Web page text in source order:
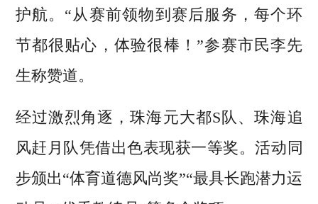
护航。“从赛前领物到赛后服务，每个环
节都很贴心，体验很棒！”参赛市民李先
生称赞道。
经过激烈角逐，珠海元大都S队、珠海追
风赶月队凭借出色表现获一等奖。活动同
步颁出“体育道德风尚奖”“最具长跑潜力运